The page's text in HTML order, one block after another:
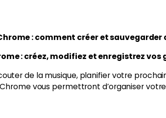
: comment créer et sauvegarder
: créez, modifiez et enregistrez vos
de la musique, planifier votre
vous permettront d’organiser